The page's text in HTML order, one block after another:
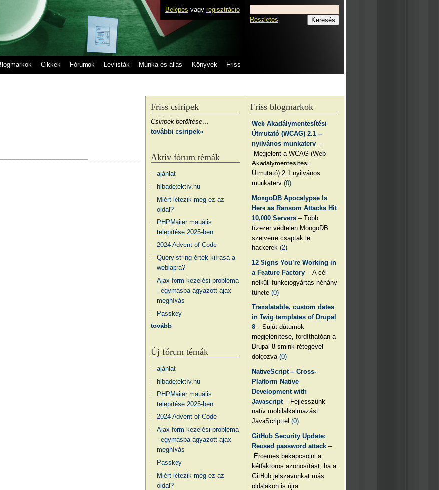
Belépés vagy regisztráció
Cikkek Fórumok Levlisták Munka és állás Könyvek Friss
Részletes
Friss blogmarkok
Web Akadálymentesítési
Útmutató (WCAG) 2.1 –
nyilvános munkaterv –
Megjelent a WCAG (Web
Akadálymentesítési
Útmutató) 2.1 nyilvános
munkaterv(0)
MongoDB Apocalypse Is
Here as Ransom Attacks Hit
10,000 Servers – Több
tízezer védtelen MongoDB
szerverre csaptak le
hackerek(2)
12 Signs You’re Working in
a Feature Factory – A cél
nélküli funkciógyártás néhány
tünete(0)
Translatable, custom dates
in Twig templates of Drupal
8 – Saját dátumok
megjelenítése, fordíthatóan a
Drupal 8 smink rétegével
dolgozva(0)
NativeScript – Cross-
Platform Native
Development with
Javascript – Fejlesszünk
natív mobilalkalmazást
JavaScripttel(0)
GitHub Security Update:
Reused password attack –
Érdemes bekapcsolni a
kétfaktoros azonosítást, ha a
GitHub jelszavunkat más
oldalakon is újra
Friss csiripek
Csiripek betöltése…
további csiripek»
Aktív fórum témák
ajánlat
hibadetektív.hu
Miért létezik még ez az
oldal?
PHPMailer mauális
telepítése 2025-ben
2024 Advent of Code
Query string érték kiírása a
weblapra?
Ajax form kezelési probléma
- egymásba ágyazott ajax
meghívás
Passkey
tovább
Új fórum témák
ajánlat
hibadetektív.hu
PHPMailer mauális
telepítése 2025-ben
2024 Advent of Code
Ajax form kezelési probléma
- egymásba ágyazott ajax
meghívás
Passkey
Miért létezik még ez az
oldal?